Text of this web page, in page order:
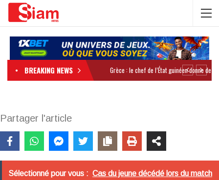
BREAKING NEWS
Partager l'article
Sélectionné pour vous : Cas du jeune décédé lors du match